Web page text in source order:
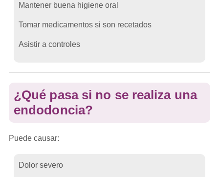
Mantener buena higiene oral
Tomar medicamentos si son recetados
Asistir a controles
¿Qué pasa si no se realiza una
endodoncia?
Puede causar:
Dolor severo